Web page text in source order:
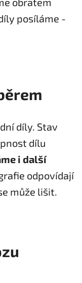
posíláme -
díly. Stav
dílu
i další
odpovídají
může lišit.